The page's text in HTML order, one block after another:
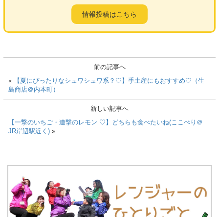
o
k
情報投稿はこちら
前の記事へ
«
【夏にぴったりなシュワシュワ系？♡】手土産にもおすすめ♡（生
島商店＠内本町）
新しい記事へ
【一撃のいちご・連撃のレモン ♡】どちらも食べたいね(ここぺり＠
JR岸辺駅近く) »